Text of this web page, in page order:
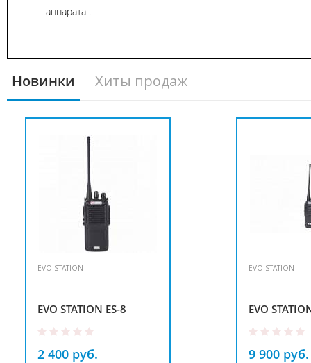
аппарата .
Новинки Хиты продаж
EVO STATION
EVO STATION ES-8
2 400 руб.
EVO STATION
EVO
9 900 руб.